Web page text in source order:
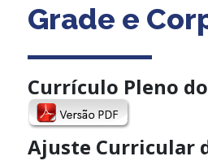
Grade e
Currículo Pleno
Ajuste Curricular